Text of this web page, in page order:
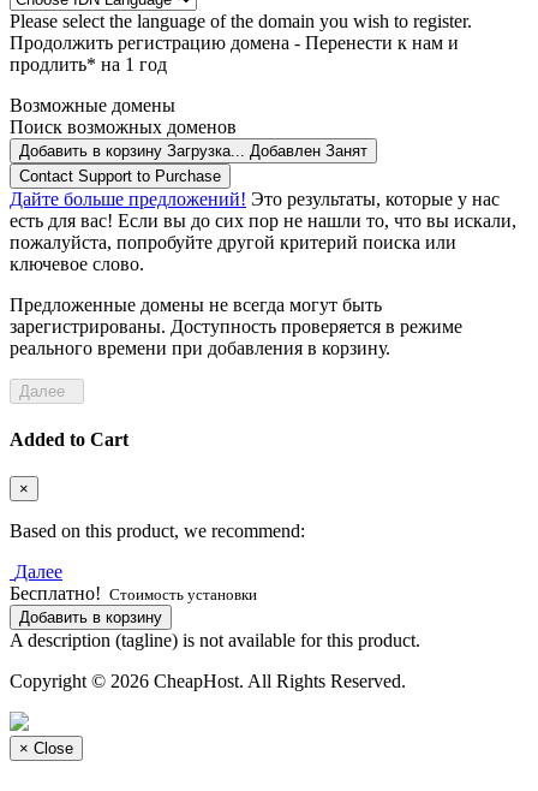
Please select the language of the domain you wish to register.
Продолжить регистрацию домена - Перенести к нам и
продлить* на 1 год
Возможные домены
Поиск возможных доменов
Добавить в корзину Загрузка... Добавлен Занят
Contact Support to Purchase
Дайте больше предложений! Это результаты, которые у нас
есть для вас! Если вы до сих пор не нашли то, что вы искали,
пожалуйста, попробуйте другой критерий поиска или
ключевое слово.
Предложенные домены не всегда могут быть
зарегистрированы. Доступность проверяется в режиме
реального времени при добавления в корзину.
Added to Cart
×
Based on this product, we recommend:
Далее
Бесплатно! Стоимость установки
Добавить в корзину
A description (tagline) is not available for this product.
Copyright © 2026 CheapHost. All Rights Reserved.
× Close